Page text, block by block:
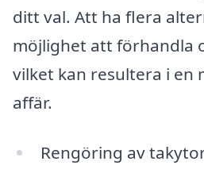
ditt val. Att ha flera
möjlighet att förhandla
vilket kan resultera i en
affär.
Rengöring av